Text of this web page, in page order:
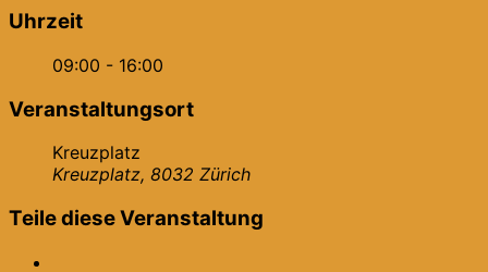
Uhrzeit
09:00 - 16:00
Veranstaltungsort
Kreuzplatz
Kreuzplatz, 8032 Zürich
Teile diese Veranstaltung